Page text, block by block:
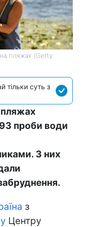
на пляжах (Getty
тільки суть з
пляжах
проби води
З них
з
Центру